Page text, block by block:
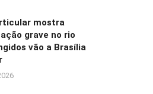
mostra
grave no rio
vão a Brasília